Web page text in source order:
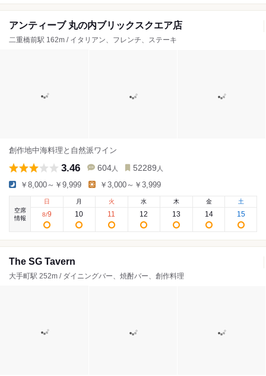
アンティーブ 丸の内ブリックスクエア店
二重橋前駅 162m / イタリアン、フレンチ、ステーキ
創作地中海料理と自然派ワイン
3.46 604 人 52289 人
￥8,000～￥9,999 ￥3,000～￥3,999
空席
情報
日
8/9
月
10
火
11
水
12
木
13
金
14
土
15
The SG Tavern
大手町駅 252m / ダイニングバー、焼酎バー、創作料理